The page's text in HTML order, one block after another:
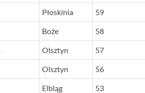
Płoskinia 59
Boże 58
Olsztyn 57
Olsztyn 56
Elbląg 53